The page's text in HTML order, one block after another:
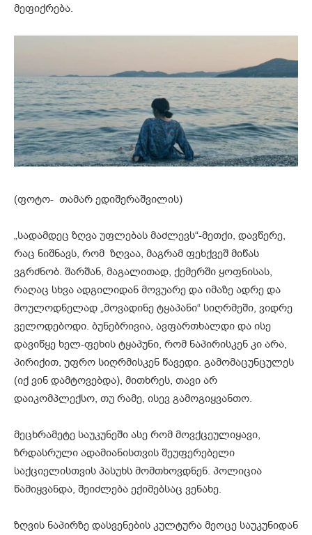
მეფიქრება.
(ფოტო- თამარ ედიშერაშვილის)
„სადამდეც ზღვა უფლებას მაძლევს“-მეთქი, დავწერე,
რაც ნიშნავს, რომ ზღვაა, მაგრამ ფეხქვეშ მიწას
ვგრძნობ. შარშან, მაგალითად, ქემერში ყოფნისას,
რაღაც სხვა ადგილიდან მოვუარე და იმაზე ადრე და
მოულოდნელად „მოვადინე ტყაპანი“ სიღრმეში, ვიდრე
ველოდებოდი. ბუნებრივია, ავფართხალდი და ისე
დავიწყე ხელ-ფეხის ტყაპუნი, რომ ნაპირისკენ კი არა,
პირიქით, უფრო სიღრმისკენ წავედი. გამომაცუნცულეს
(იქ ვინ დამტოვებდა), მითხრეს, თავი არ
დაიკომპლექსო, თუ რამე, ისევ გამოგიყვანთო.
მეცხრამეტე საუკუნეში ასე რომ მოვქცეულიყავი,
ზრდასრული ადამიანისთვის შეუფერებელი
საქციელისთვის პასუხს მომთხოვდნენ. პოლიცია
წამიყვანდა, შეიძლება ექიმებსაც ვენახე.
ზღვის ნაპირზე დასვენების კულტურა მეოცე საუკუნიდან